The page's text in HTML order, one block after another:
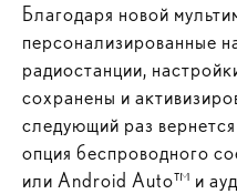
Благодаря новой
персонализированные
радиостанции,
сохранены и
следующий раз
опция беспроводного
или Android Auto™ и